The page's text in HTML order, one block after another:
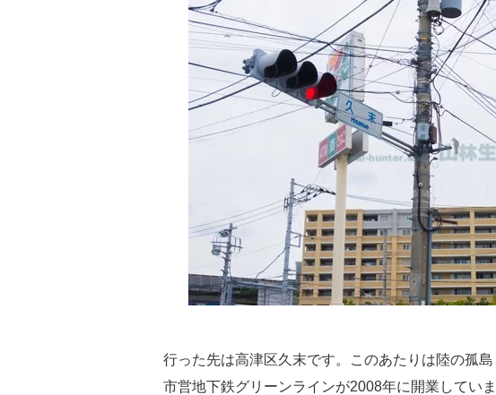
行った先は高津区久末です。このあたりは陸の孤
市営地下鉄グリーンラインが2008年に開業してい